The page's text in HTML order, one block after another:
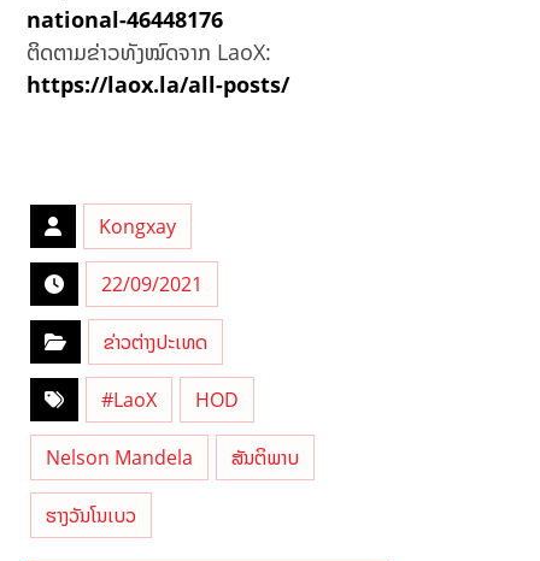
national-46448176
ຕິດຕາມຂ່າວທັງໝົດຈາກ LaoX:
https://laox.la/all-posts/
Kongxay
22/09/2021
ຂ່າວຕ່າງປະເທດ
#LaoX HOD
Nelson Mandela ສັນຕິພາບ
ຮາງວັນໂນເບວ